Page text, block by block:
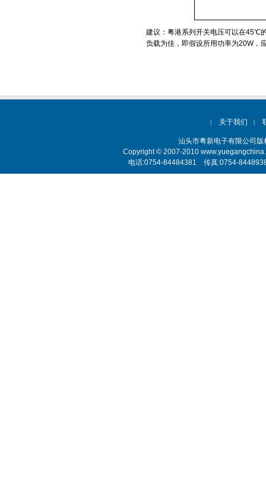
建议：粤港系列开关电压可以在45℃
负载为佳，即假设所用功率为20W，
汕头市粤新电子有限公司
Copyright © 2007-2010
电话:0754-84484381 传真:0754-
| 关于我们 |